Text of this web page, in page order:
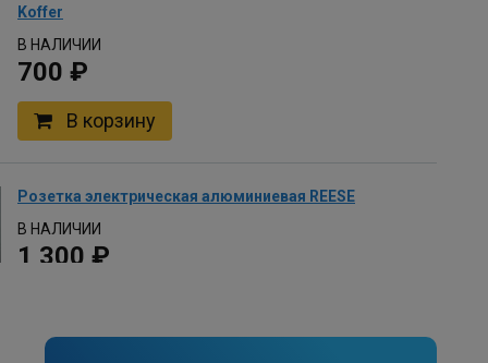
Koffer
В НАЛИЧИИ
700 ₽
В корзину
Розетка электрическая алюминиевая REESE
В НАЛИЧИИ
1 300 ₽